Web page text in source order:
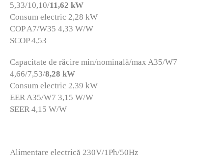
5,33/10,10/11,62 kW
Consum electric 2,28 kW
COP A7/W35 4,33 W/W
SCOP 4,53
Capacitate de răcire min/nominală/max A35/W7
4,66/7,53/8,28 kW
Consum electric 2,39 kW
EER A35/W7 3,15 W/W
SEER 4,15 W/W
Alimentare electrică 230V/1Ph/50Hz